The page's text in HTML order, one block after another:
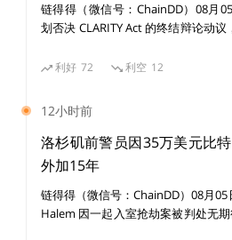
获得正息差的最低条件。
资产负债管理是确保这些条件的
配的资产。
真实世界资产 (RWA) 可以帮助管
枚 BTC，一周增加约 394306
Timechainindex.com 的 Sani 表示
来，交易所净流入 22052 枚 BTC。 7
睡地址共转移 1486.09044782 枚
址共转移 620.00100547 枚 BTC。
链得得（微信号：ChainDD）08月
划否决 CLARITY Act 的终结辩论动
月 7 日休会前难以获得所需 60 票。
理协议谈判中未出现明确进展。 参
联邦官员任内从数字资产获利设置可
法案文本中的相关条款不足。 参议院
划本周推动程序性投票。共和党目
主党参议员支持才能达到 60 票门槛
案至少将推迟至 9 月。 Polymarket
署成法的概率本周从 27%降至 23%
会施压，行业倡导者称已有超过 100
利好 72 利空 12
12小时前
洛杉矶前警员因35万美元比
外加15年
链得得（微信号：ChainDD）08月
Halem 因一起入室抢劫案被判处无
涉及从一名 17 岁受害者处转走 35